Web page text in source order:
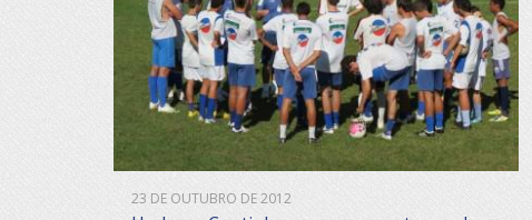
23 DE OUTUBRO DE 2012